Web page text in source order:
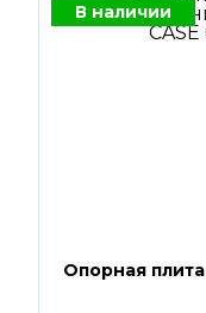
В наличии
Опорная плита